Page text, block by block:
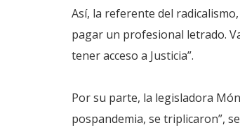
Así, la referente del
pagar un profesional letrado.
tener acceso a Justicia”.
Por su parte, la legisladora
pospandemia, se triplicaron”,